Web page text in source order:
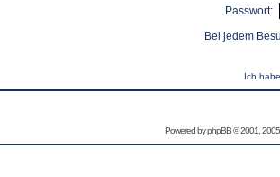
Passwort:
Bei jedem
Ich
Powered byphpBB© 2001,